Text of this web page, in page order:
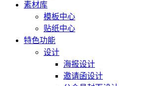
素材库
模板中心
贴纸中心
特色功能
设计
海报设计
邀请函设计